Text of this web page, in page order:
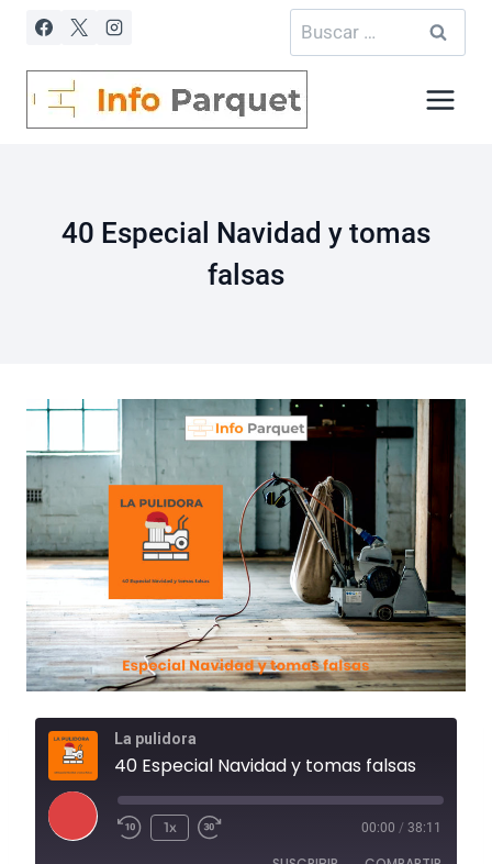
Saltar
contenido
Buscar:
40 Especial Navidad y tomas
falsas
La pulidora
40 Especial Navidad y tomas falsas
1x 00:00 / 38:11